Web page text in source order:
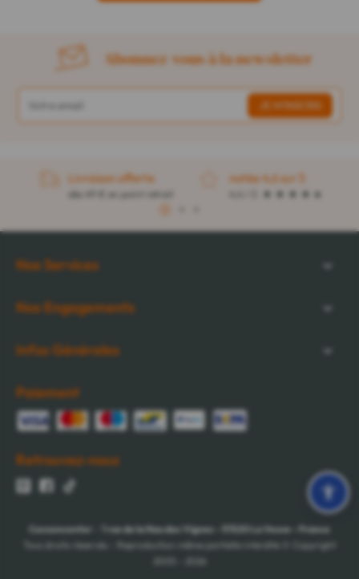
Abonnez-vous à la newsletter
Livraison offerte
dès 49 € en point retrait
notée 4,6 sur 5
1
Nos Services
Nos Engagements
Infos Générales
Paiement
Retrouvez-nous
Cocooncenter 1 rue de la Nau des Vignes La Veuve
France
Tous droits réservés - Reproduction même partielle interdite © Copyright